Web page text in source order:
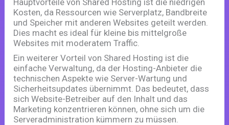
Hauptvorteile von Shared Hosting ist die niedrigen
Kosten, da Ressourcen wie Serverplatz, Bandbreite
und Speicher mit anderen Websites geteilt werden.
Dies macht es ideal für kleine bis mittelgroße
Websites mit moderatem Traffic.
Ein weiterer Vorteil von Shared Hosting ist die
einfache Verwaltung, da der Hosting-Anbieter die
technischen Aspekte wie Server-Wartung und
Sicherheitsupdates übernimmt. Das bedeutet, dass
sich Website-Betreiber auf den Inhalt und das
Marketing konzentrieren können, ohne sich um die
Serveradministration kümmern zu müssen.